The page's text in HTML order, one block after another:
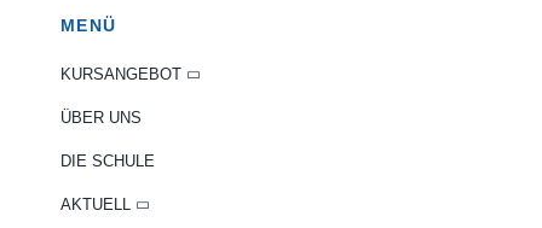
MENÜ
KURSANGEBOT
ÜBER UNS
DIE SCHULE
AKTUELL